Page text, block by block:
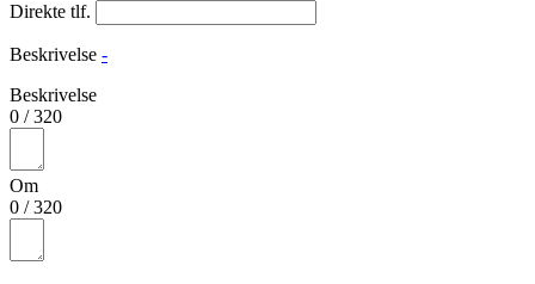
Direkte tlf.
Beskrivelse -
Beskrivelse
0 /320
Om
0 /320